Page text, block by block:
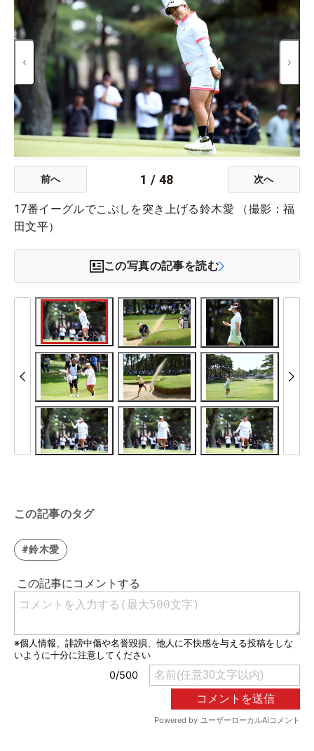
前へ 1 / 48 次へ
17番イーグルでこぶしを突き上げる鈴木愛 （撮影：福
田文平）
この写真の記事を読む
この記事のタグ
#鈴木愛